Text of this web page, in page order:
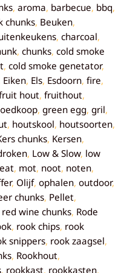
, aroma, barbecue, bbq,
chunks, Beuken,
, charcoal,
, chunks, cold smoke
, cold smoke genetator,
Eiken, Els, Esdoorn, fire,
hout, fruithout,
, green egg, gril,
, houtskool, houtsoorten,
chunks, Kersen,
, Low & Slow, low
, mot, noot, noten,
, Olijf, ophalen, outdoor,
chunks, Pellet,
red wine chunks, Rode
, rook chips, rook
snippers, rook zaagsel,
, Rookhout,
, rookkast, rookkasten,